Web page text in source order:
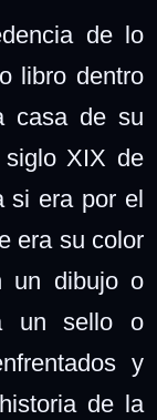
de lo
libro dentro
casa de su
XIX de
si era por el
era su color
un dibujo o
un sello o
y
de la